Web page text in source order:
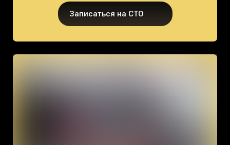
Записаться на СТО